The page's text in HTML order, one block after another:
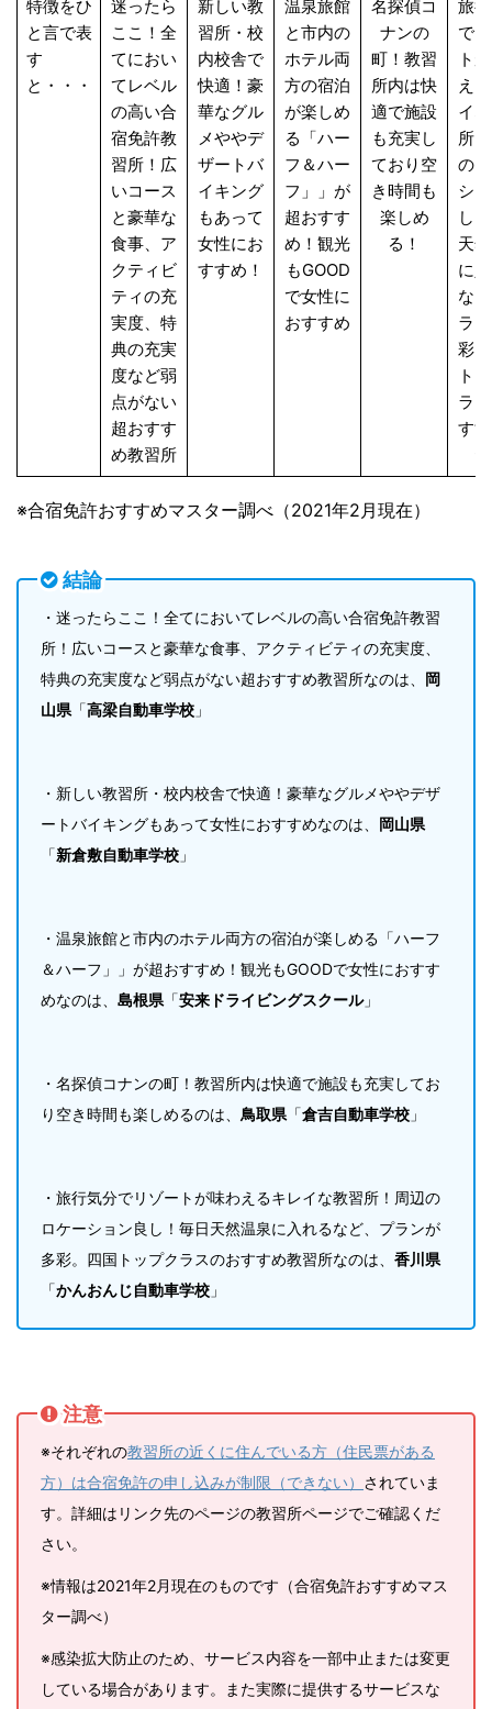
特徴をひ
と言で表
す
と・・・
迷ったら
ここ！全
てにおい
てレベル
の高い合
宿免許教
習所！広
いコース
と豪華な
食事、ア
クティビ
ティの充
実度、特
典の充実
度など弱
点がない
超おすす
め教習所
新しい教
習所・校
内校舎で
快適！豪
華なグル
メややデ
ザートバ
イキング
もあって
女性にお
すすめ！
温泉旅館
と市内の
ホテル両
方の宿泊
が楽しめ
る「ハー
フ＆ハー
フ」」が
超おすす
め！観光
もGOOD
で女性に
おすすめ
名探偵コ
ナンの
町！教習
所内は快
適で施設
も充実し
ており空
き時間も
楽しめ
る！
旅
で
ト
え
イ
所
の
シ
し
天
に
な
ラ
彩
ト
ラ
す
※合宿免許おすすめマスター調べ（2021年2月現在）
結論
・迷ったらここ！全てにおいてレベルの高い合宿免許教習
所！広いコースと豪華な食事、アクティビティの充実度、
特典の充実度など弱点がない超おすすめ教習所なのは、 岡
山県 「高梁自動車学校 」
・新しい教習所・校内校舎で快適！豪華なグルメややデザ
ートバイキングもあって女性におすすめなのは、 岡山県
「新倉敷自動車学校 」
・温泉旅館と市内のホテル両方の宿泊が楽しめる「ハーフ
＆ハーフ」」が超おすすめ！観光もGOODで女性におすす
めなのは、 島根県 「安来ドライビングスクール」
・名探偵コナンの町！教習所内は快適で施設も充実してお
り空き時間も楽しめるのは、 鳥取県 「倉吉自動車学校 」
・旅行気分でリゾートが味わえるキレイな教習所！周辺の
ロケーション良し！毎日天然温泉に入れるなど、プランが
多彩。四国トップクラスのおすすめ教習所なのは、 香川県
「かんおんじ自動車学校 」
注意
※それぞれの教習所の近くに住んでいる方（住民票がある
方）は合宿免許の申し込みが制限（できない） されていま
す。詳細はリンク先のページの教習所ページでご確認くだ
さい。
※情報は2021年2月現在のものです（合宿免許おすすめマス
ター調べ）
※感染拡大防止のため、サービス内容を一部中止または変更
している場合があります。また実際に提供するサービスな